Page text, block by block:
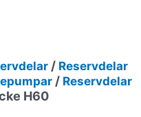
/ Reservdelar
/ Reservdelar
H60